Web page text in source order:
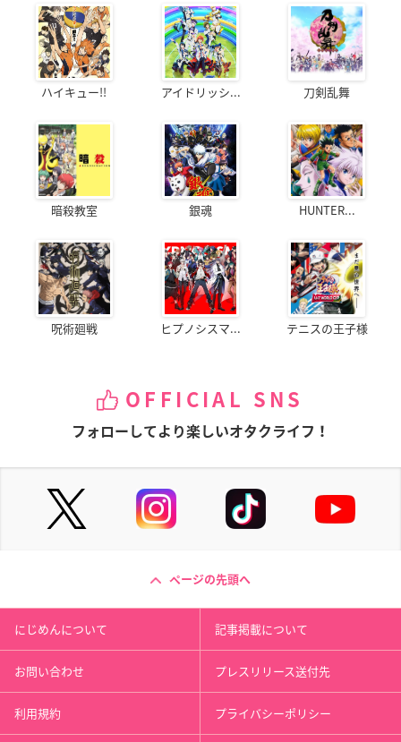
ハイキュー!! アイドリッシ... 刀剣乱舞
暗殺教室 銀魂 HUNTER...
呪術廻戦 ヒプノシスマ... テニスの王子様
OFFICIAL SNS
フォローしてより楽しいオタクライフ！
ページの先頭へ
にじめんについて 記事掲載について
お問い合わせ プレスリリース送付先
利用規約 プライバシーポリシー